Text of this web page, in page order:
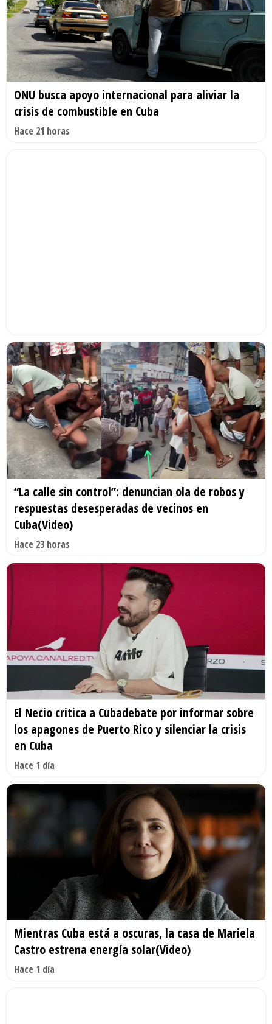
ONU busca apoyo internacional para aliviar la
crisis de combustible en Cuba
Hace 21 horas
“La calle sin control”: denuncian ola de robos y
respuestas desesperadas de vecinos en
Cuba(Video)
Hace 23 horas
El Necio critica a Cubadebate por informar sobre
los apagones de Puerto Rico y silenciar la crisis
en Cuba
Hace 1 día
Mientras Cuba está a oscuras, la casa de Mariela
Castro estrena energía solar(Video)
Hace 1 día